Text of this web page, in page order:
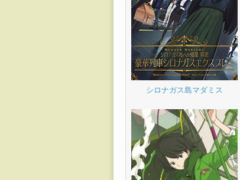
シロナガス島マダミス